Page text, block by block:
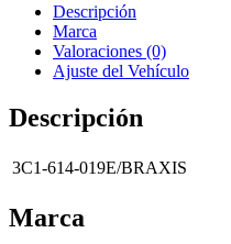
Descripción
Marca
Valoraciones (0)
Ajuste del Vehículo
Descripción
3C1-614-019E/BRAXIS
Marca